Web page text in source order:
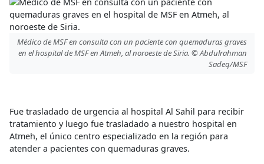
Médico de MSF en consulta con un paciente con quemaduras graves
en el hospital de MSF en Atmeh, al noroeste de Siria. © Abdulrahman
Sadeq/MSF
Fue trasladado de urgencia al hospital Al Sahil para recibir
tratamiento y luego fue trasladado a nuestro hospital en
Atmeh, el único centro especializado en la región para
atender a pacientes con quemaduras graves.